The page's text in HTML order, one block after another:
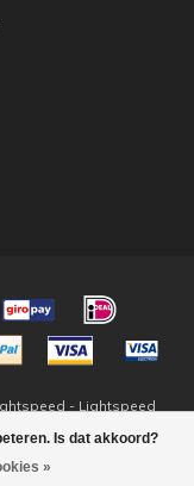
Is dat akkoord?
»
- Lightspeed